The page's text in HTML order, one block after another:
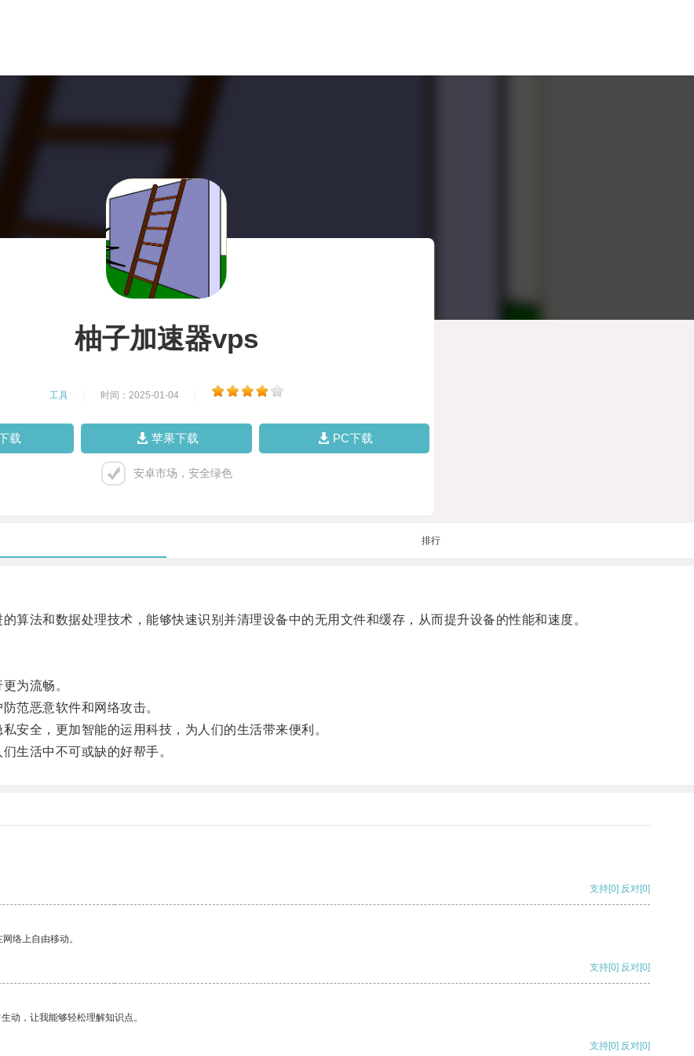
柚子加速器vps
工具 时间：2025-01-04
载 苹果下载 PC下载
安卓市场，安全绿色
排行
法和数据处理技术，能够快速识别并清理设备中的无用文件和缓存，从而提升设备的性能和速度。
为流畅。
范恶意软件和网络攻击。
全，更加智能的运用科技，为人们的生活带来便利。
生活中不可或缺的好帮手。
支持[0] 反对[0]
络上自由移动。
支持[0] 反对[0]
动，让我能够轻松理解知识点。
支持[0] 反对[0]